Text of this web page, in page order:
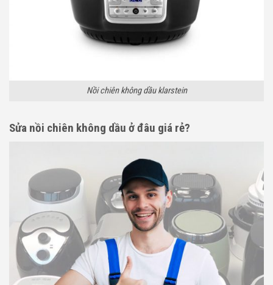
Nồi chiên không dầu klarstein
Sửa nồi chiên không dầu ở đâu giá rẻ?